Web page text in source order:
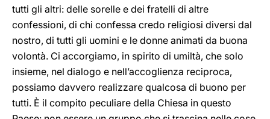
tutti gli altri: delle sorelle e dei fratelli di altre
confessioni, di chi confessa credo religiosi diversi dal
nostro, di tutti gli uomini e le donne animati da buona
volontà. Ci accorgiamo, in spirito di umiltà, che solo
insieme, nel dialogo e nell’accoglienza reciproca,
possiamo davvero realizzare qualcosa di buono per
tutti. È il compito peculiare della Chiesa in questo